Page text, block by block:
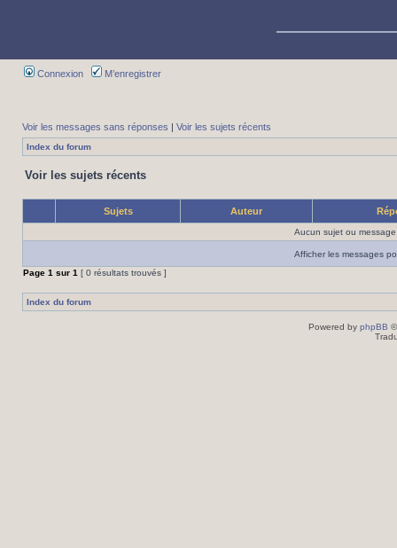
Connexion M’enregistrer
Voir les messages sans réponses | Voir les sujets récents
Index du forum
Voir les sujets récents
Sujets Auteur
Aucun sujet ou
Afficher les messages
Page 1 sur 1 [ 0 résultats trouvés ]
Index du forum
Powered by phpBB